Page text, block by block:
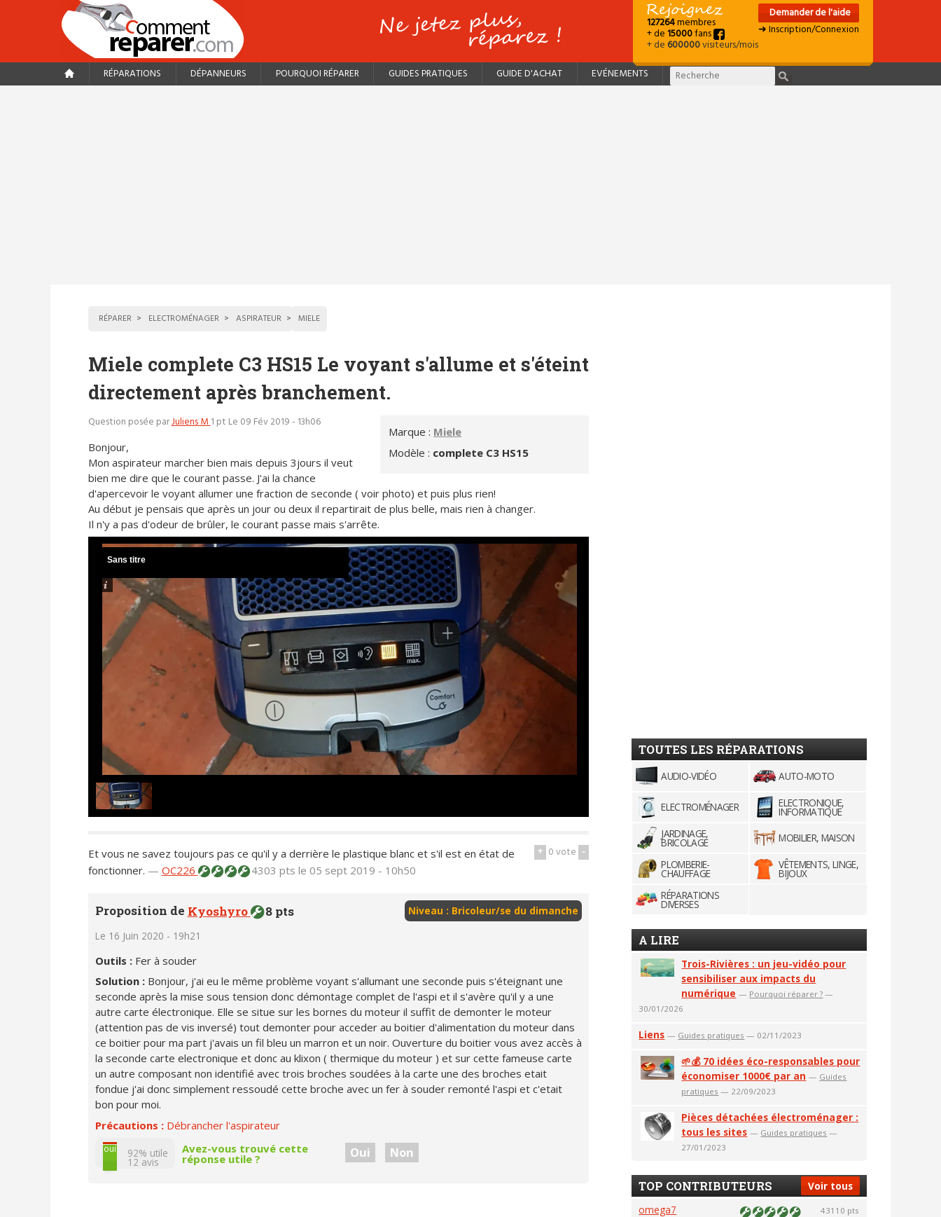
127264membres
+ de15000fans
+ de600000visiteurs/mois
Demander de l'aide
➜ Inscription/Connexion
RÉPARATIONS DÉPANNEURS POURQUOI RÉPARER GUIDES PRATIQUES GUIDE D'ACHAT EVÉNEMENTS
RÉPARER ELECTROMÉNAGER ASPIRATEUR MIELE
Miele complete C3 HS15 Le voyant s'allume et s'éteint
directement après branchement.
Marque : Miele
Modèle : complete C3 HS15
Question posée parJuliens M1 pt Le 09 Fév 2019 - 13h06
Bonjour,
Mon aspirateur marcher bien mais depuis 3jours il veut
bien me dire que le courant passe. J'ai la chance
d'apercevoir le voyant allumer une fraction de seconde ( voir photo) et puis plus rien!
Au début je pensais que après un jour ou deux il repartirait de plus belle, mais rien à changer.
Il n'y a pas d'odeur de brûler, le courant passe mais s'arrête.
Sans titre
+ 0vote -
Et vous ne savez toujours pas ce qu'il y a derrière le plastique blanc et s'il est en état de
fonctionner. — OC226 4303 pts le 05 sept 2019 - 10h50
Niveau : Bricoleur/se du dimanche
Proposition de Kyoshyro 8 pts
Le 16 Juin 2020 - 19h21
Outils : Fer à souder
Solution : Bonjour, j'ai eu le même problème voyant s'allumant une seconde puis s'éteignant une
seconde après la mise sous tension donc démontage complet de l'aspi et il s'avère qu'il y a une
autre carte électronique. Elle se situe sur les bornes du moteur il suffit de demonter le moteur
(attention pas de vis inversé) tout demonter pour acceder au boitier d'alimentation du moteur dans
ce boitier pour ma part j'avais un fil bleu un marron et un noir. Ouverture du boitier vous avez accès à
la seconde carte electronique et donc au klixon ( thermique du moteur ) et sur cette fameuse carte
un autre composant non identifié avec trois broches soudées à la carte une des broches etait
fondue j'ai donc simplement ressoudé cette broche avec un fer à souder remonté l'aspi et c'etait
bon pour moi.
Précautions : Débrancher l'aspirateur
non
oui 92% utile
12 avis
Avez-vous trouvé cette
réponse utile ? Oui Non
TOUTES LES RÉPARATIONS
AUDIO-VIDÉO AUTO-MOTO
ELECTROMÉNAGER ELECTRONIQUE,
INFORMATIQUE
JARDINAGE,
BRICOLAGE
MOBILIER, MAISON
PLOMBERIE-
CHAUFFAGE
VÊTEMENTS, LINGE,
BIJOUX
RÉPARATIONS
DIVERSES
A LIRE
Trois-Rivières : un jeu-vidéo pour
sensibiliser aux impacts du
numérique — Pourquoi réparer ? —
30/01/2026
Liens — Guides pratiques — 02/11/2023
🌱💰 70 idées éco-responsables pour
économiser 1000€ par an — Guides
pratiques — 22/09/2023
Pièces détachées électroménager :
tous les sites — Guides pratiques —
27/01/2023
Voir tous
TOP CONTRIBUTEURS
omega7 43110 pts